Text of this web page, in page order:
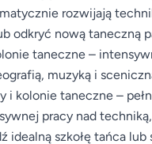
rozwijają
odkryć nową taneczną
taneczne –
muzyką i
i kolonie taneczne –
pracy nad
idealną szkołę tańca